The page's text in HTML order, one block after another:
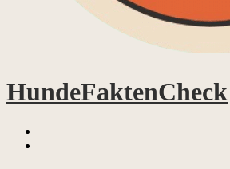
HundeFaktenCheck